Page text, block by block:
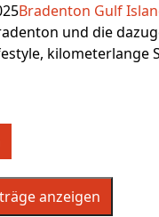
Bradenton Gulf
und die
kilometerlange
anzeigen